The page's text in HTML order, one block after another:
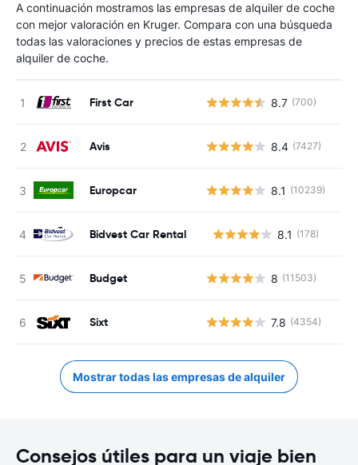
A continuación mostramos las empresas de alquiler de coche
con mejor valoración en Kruger. Compara con una búsqueda
todas las valoraciones y precios de estas empresas de
alquiler de coche.
First Car 8.7 (700)
Avis 8.4 (7427)
Europcar 8.1 (10239)
Bidvest Car Rental 8.1 (178)
Budget 8 (11503)
Sixt 7.8 (4354)
Mostrar todas las empresas de alquiler
Consejos útiles para un viaje bien